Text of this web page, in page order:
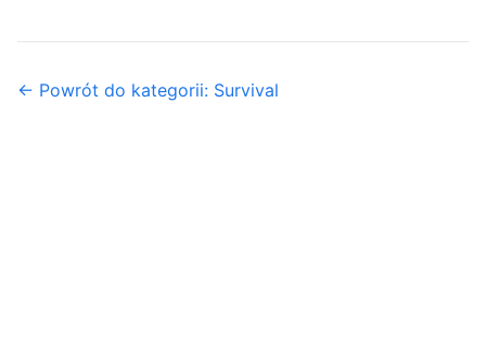
← Powrót do kategorii: Survival